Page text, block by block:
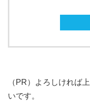
（PR）よろしければ
いです。